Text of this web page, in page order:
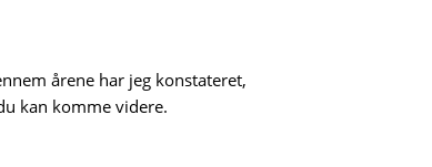
årene har jeg konstateret,
kan komme videre.